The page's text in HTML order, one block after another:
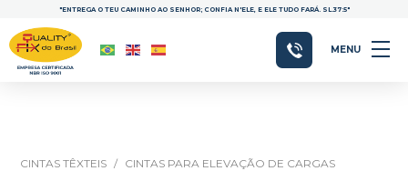
"ENTREGA O TEU CAMINHO AO SENHOR; CONFIA N'ELE, E ELE TUDO FARÁ. SL.37:5"
MENU
CINTAS TÊXTEIS / CINTAS PARA ELEVAÇÃO DE CARGAS